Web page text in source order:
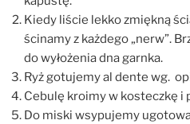
Kiedy liście lekko zmiękną
ścinamy z każdego „nerw”.
do wyłożenia dna garnka.
Ryż gotujemy al dente wg.
Cebulę kroimy w kosteczkę i
Do miski wsypujemy